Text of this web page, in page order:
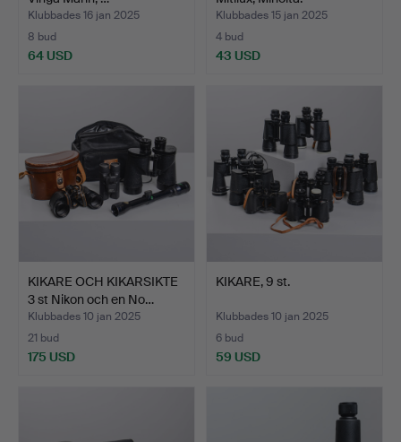
Klubbades 16 jan 2025
8 bud
64 USD
Klubbades 15 jan 2025
4 bud
43 USD
KIKARE OCH KIKARSIKTE
3 st Nikon och en No…
Klubbades 10 jan 2025
21 bud
175 USD
KIKARE, 9 st.
Klubbades 10 jan 2025
6 bud
59 USD